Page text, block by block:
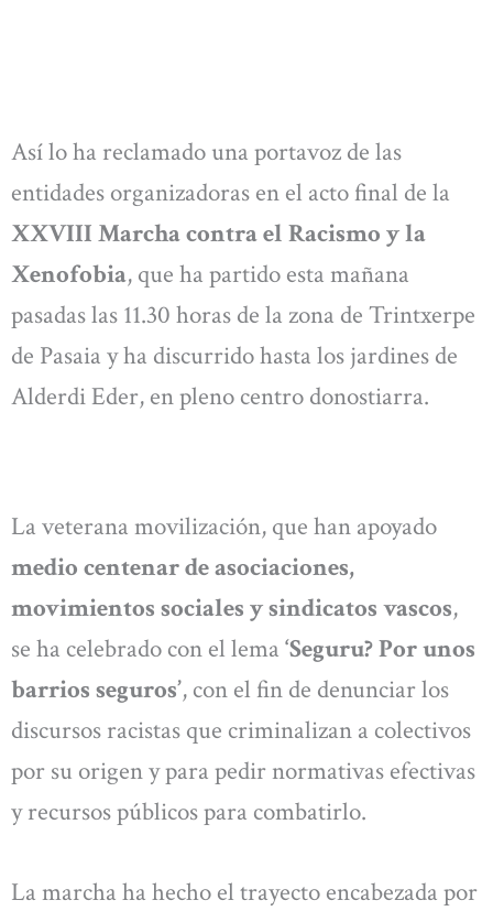
Así lo ha reclamado una portavoz de las
entidades organizadoras en el acto final de la
XXVIII Marcha contra el Racismo y la
Xenofobia, que ha partido esta mañana
pasadas las 11.30 horas de la zona de Trintxerpe
de Pasaia y ha discurrido hasta los jardines de
Alderdi Eder, en pleno centro donostiarra.
La veterana movilización, que han apoyado
medio centenar de asociaciones,
movimientos sociales y sindicatos vascos,
se ha celebrado con el lema ‘Seguru? Por unos
barrios seguros’, con el fin de denunciar los
discursos racistas que criminalizan a colectivos
por su origen y para pedir normativas efectivas
y recursos públicos para combatirlo.
La marcha ha hecho el trayecto encabezada por